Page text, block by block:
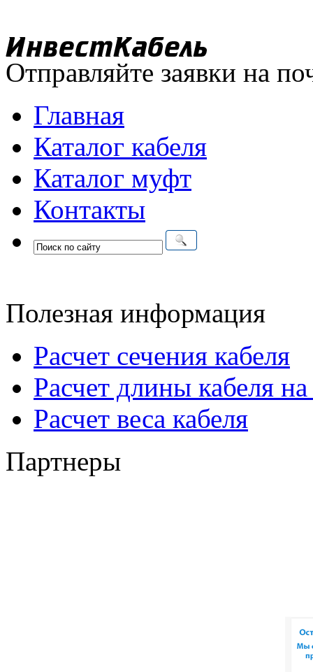
Отправляйте заявки на
Главная
Каталог кабеля
Каталог муфт
Контакты
Полезная информация
Расчет сечения кабеля
Расчет длины кабеля
Расчет веса кабеля
Партнеры